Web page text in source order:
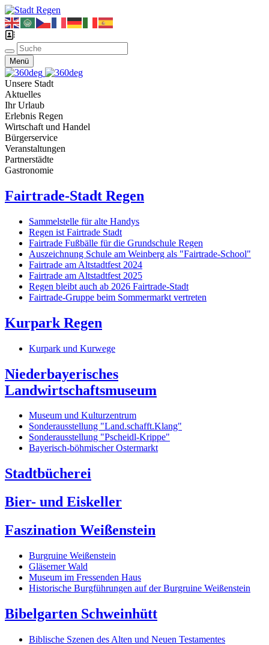
Menü
Unsere Stadt
Aktuelles
Ihr Urlaub
Erlebnis Regen
Wirtschaft und Handel
Bürgerservice
Veranstaltungen
Partnerstädte
Gastronomie
Fairtrade-Stadt Regen
Sammelstelle für alte Handys
Regen ist Fairtrade Stadt
Fairtrade Fußbälle für die Grundschule Regen
Auszeichnung Schule am Weinberg als "Fairtrade-School"
Fairtrade am Altstadtfest 2024
Fairtrade am Altstadtfest 2025
Regen bleibt auch ab 2026 Fairtrade-Stadt
Fairtrade-Gruppe beim Sommermarkt vertreten
Kurpark Regen
Kurpark und Kurwege
Niederbayerisches
Landwirtschaftsmuseum
Museum und Kulturzentrum
Sonderausstellung "Land.schafft.Klang"
Sonderausstellung "Pscheidl-Krippe"
Bayerisch-böhmischer Ostermarkt
Stadtbücherei
Bier- und Eiskeller
Faszination Weißenstein
Burgruine Weißenstein
Gläserner Wald
Museum im Fressenden Haus
Historische Burgführungen auf der Burgruine Weißenstein
Bibelgarten Schweinhütt
Biblische Szenen des Alten und Neuen Testamentes